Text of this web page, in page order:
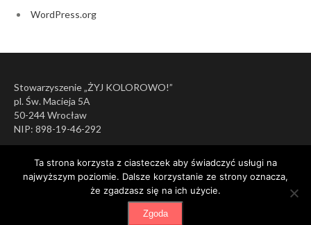
WordPress.org
Stowarzyszenie „ŻYJ KOLOROWO!”
pl. Św. Macieja 5A
50-244 Wrocław
NIP: 898-19-46-292
Ta strona korzysta z ciasteczek aby świadczyć usługi na
najwyższym poziomie. Dalsze korzystanie ze strony oznacza,
że zgadzasz się na ich użycie.
Zgoda